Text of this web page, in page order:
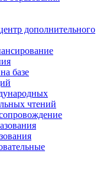
дополнительного
базе
чтений